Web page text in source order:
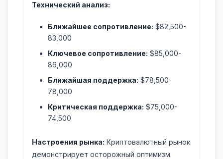
Технический анализ:
Ближайшее сопротивление: $82,500-
83,000
Ключевое сопротивление: $85,000-
86,000
Ближайшая поддержка: $78,500-
78,000
Критическая поддержка: $75,000-
74,500
Настроения рынка: Криптовалютный рынок
демонстрирует осторожный оптимизм.